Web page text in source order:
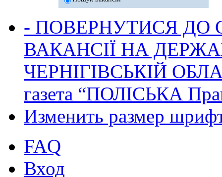
- ПОВЕРНУТИСЯ ДО
ВАКАНСІЇ НА
ЧЕРНІГІВСЬКІЙ
газета “ПОЛІСЬКА
Изменить размер
FAQ
Вход